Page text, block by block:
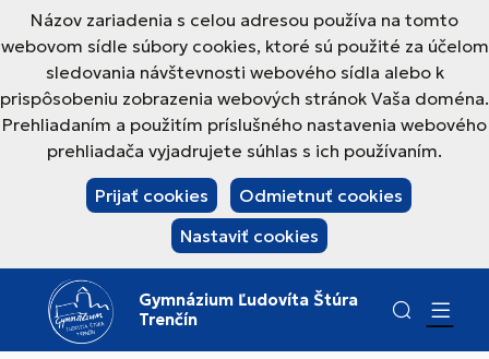
Názov zariadenia s celou adresou používa na tomto
webovom sídle súbory cookies, ktoré sú použité za účelom
sledovania návštevnosti webového sídla alebo k
prispôsobeniu zobrazenia webových stránok Vaša doména.
Prehliadaním a použitím príslušného nastavenia webového
prehliadača vyjadrujete súhlas s ich používaním.
Prijať cookies
Odmietnuť cookies
Nastaviť cookies
Gymnázium Ľudovíta Štúra
Trenčín